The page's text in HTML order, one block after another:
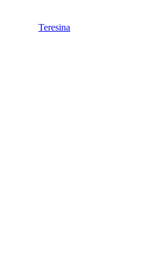
Teresina